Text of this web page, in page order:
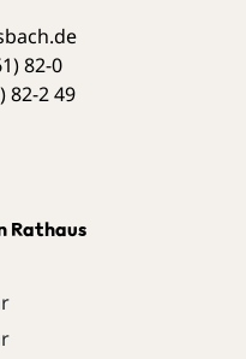
82-0
82-2 49
Rathaus